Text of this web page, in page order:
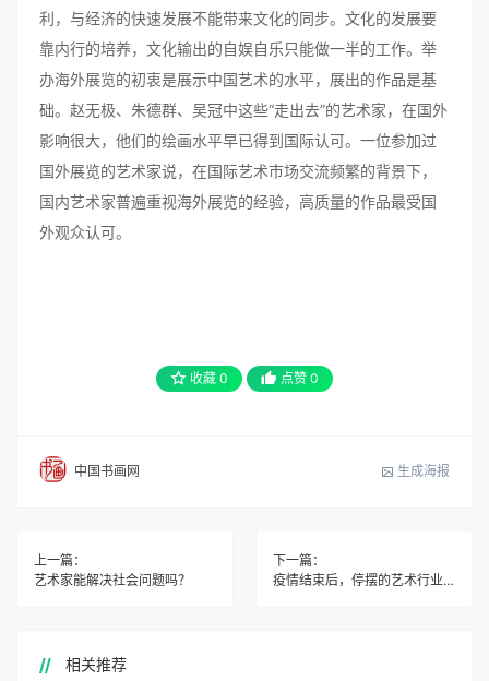
利，与经济的快速发展不能带来文化的同步。文化的发展要
靠内行的培养，文化输出的自娱自乐只能做一半的工作。举
办海外展览的初衷是展示中国艺术的水平，展出的作品是基
础。赵无极、朱德群、吴冠中这些“走出去”的艺术家，在国外
影响很大，他们的绘画水平早已得到国际认可。一位参加过
国外展览的艺术家说，在国际艺术市场交流频繁的背景下，
国内艺术家普遍重视海外展览的经验，高质量的作品最受国
外观众认可。
收藏 0 点赞 0
中国书画网 生成海报
上一篇：
艺术家能解决社会问题吗？
下一篇：
疫情结束后，停摆的艺术行业如何重启？
相关推荐